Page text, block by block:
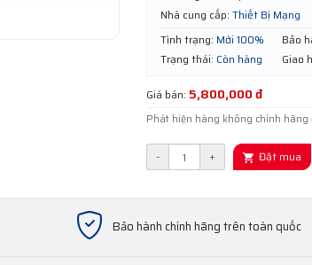
Nhà cung cấp: Thiết Bị Mạng
Tình trạng: Mới 100% Bảo
Trạng thái: Còn hàng Giao
Giá bán: 5,800,000 đ
Phát hiện hàng không chính hãng
- + Đặt mua
Bảo hành chính hãng trên toàn quốc